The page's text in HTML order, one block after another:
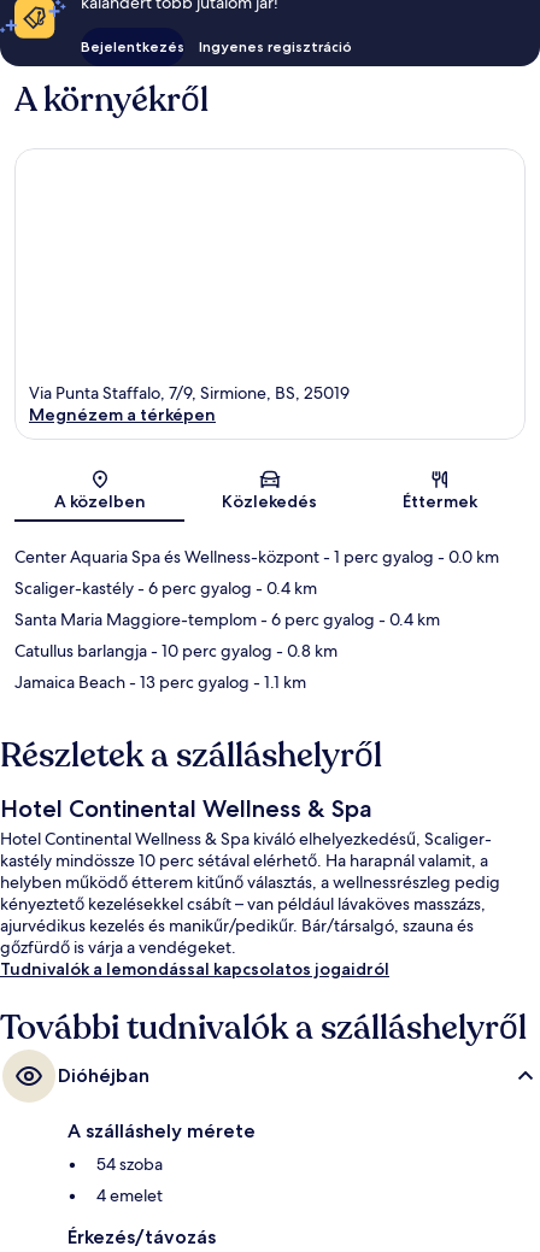
Bejelentkezés Ingyenes regisztráció
A környékről
Térkép
Via Punta Staffalo, 7/9, Sirmione, BS, 25019
Megnézem a térképen
A közelben Közlekedés Éttermek
Center Aquaria Spa és Wellness-központ- 1 perc gyalog - 0.0 km
Scaliger-kastély- 6 perc gyalog - 0.4 km
Santa Maria Maggiore-templom- 6 perc gyalog - 0.4 km
Catullus barlangja- 10 perc gyalog - 0.8 km
Jamaica Beach- 13 perc gyalog - 1.1 km
Részletek a szálláshelyről
Hotel Continental Wellness & Spa
Hotel Continental Wellness & Spa kiváló elhelyezkedésű, Scaliger-
kastély mindössze 10 perc sétával elérhető. Ha harapnál valamit, a
helyben működő étterem kitűnő választás, a wellnessrészleg pedig
kényeztető kezelésekkel csábít – van például lávaköves masszázs,
ajurvédikus kezelés és manikűr/pedikűr. Bár/társalgó, szauna és
gőzfürdő is várja a vendégeket.
Tudnivalók a lemondással kapcsolatos jogaidról
További tudnivalók a szálláshelyről
Dióhéjban
A szálláshely mérete
54 szoba
4 emelet
Érkezés/távozás